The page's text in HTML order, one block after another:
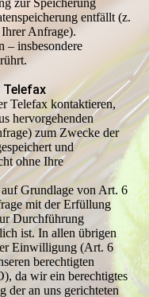
zur Speicherung
entfällt (z.
Anfrage).
– insbesondere
Telefax
Telefax kontaktieren,
hervorgehenden
zum Zwecke der
und
ohne Ihre
Grundlage von Art. 6
mit der Erfüllung
Durchführung
ist. In allen übrigen
Einwilligung (Art. 6
berechtigten
da wir ein berechtigtes
der an uns gerichteten